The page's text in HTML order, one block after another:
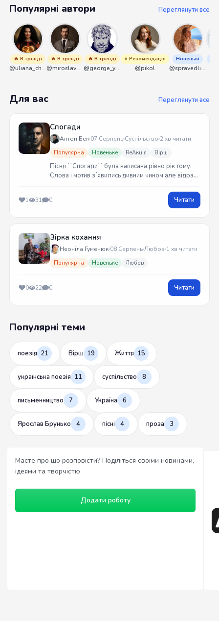
Популярні автори Переглянути все
🔥 В тренді
@uliana_chernenko
🔥 В тренді
@miroslavmaniyk
🔥 В тренді
@george_y_lawlett
⭐ Рекомендація
@pikol
Новенькі
@spravedliwa
Для вас Переглянути все
Спогади
Антон Бек 07 Серпень Суспільство 2 хв читати
Популярна Новеньке ReАкція Вірш
Пісня ``Спогади`` була написана рівно рік тому.
Слова і мотив зʼявились дивним чином але відразу
1 31 0 Читати
Зірка кохання
Неоніла Гуменюк 08 СерпеньЛюбов 1 хв читати
Популярна Новеньке Любов
0 22 0 Читати
Популярні теми
поезія 21 Вірш 19 Життя 15
українська поезія 11 суспільство 8
письменництво 7 Україна 6
Ярослав Брунько 4 пісні 4 проза 3
Маєте про що розповісти? Поділіться своїми новинами,
ідеями та творчістю
Додати роботу